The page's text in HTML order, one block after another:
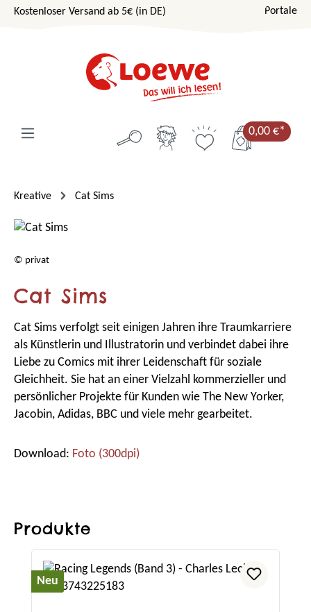
Zum Hauptinhalt springen
Kostenloser Versand ab 5€ (in DE) Portale
0,00 €*
Kreative Cat Sims
© privat
Cat Sims
Cat Sims verfolgt seit einigen Jahren ihre Traumkarriere
als Künstlerin und Illustratorin und verbindet dabei ihre
Liebe zu Comics mit ihrer Leidenschaft für soziale
Gleichheit. Sie hat an einer Vielzahl kommerzieller und
persönlicher Projekte für Kunden wie The New Yorker,
Jacobin, Adidas, BBC und viele mehr gearbeitet.
Download: Foto (300dpi)
Produkte
Neu